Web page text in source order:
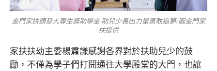
金門家扶頒發大專生獎助學金 助兒少長出力量勇敢追夢/圖金門家
扶提供
家扶扶幼主委楊肅謙感謝各界對於扶助兒少的鼓
勵，不僅為學子們打開通往大學殿堂的大門，也讓